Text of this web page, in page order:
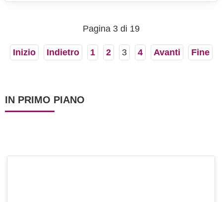
contrastando il sapore...
Pagina 3 di 19
Inizio Indietro 1 2 3 4 Avanti Fine
IN PRIMO PIANO